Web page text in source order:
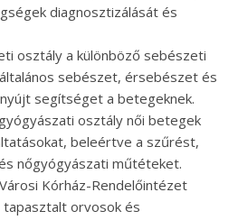
diagnosztizálását és
osztály a különböző sebészeti
sebészet, érsebészet és
segítséget a betegeknek.
osztály női betegek
beleértve a szűrést,
nőgyógyászati műtéteket.
Kórház-Rendelőintézet
orvosok és